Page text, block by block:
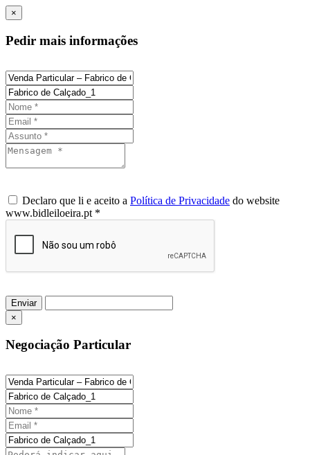
×
Pedir mais informações
Declaro que li e aceito a Política de Privacidade do website
www.bidleiloeira.pt *
Enviar
×
Negociação Particular